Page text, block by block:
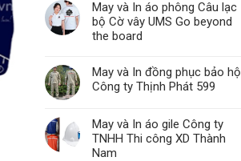
May và In áo phông Câu lạc
bộ Cờ vây UMS Go beyond
the board
May và In đồng phục bảo hộ
Công ty Thịnh Phát 599
May và In áo gile Công ty
TNHH Thi công XD Thành
Nam